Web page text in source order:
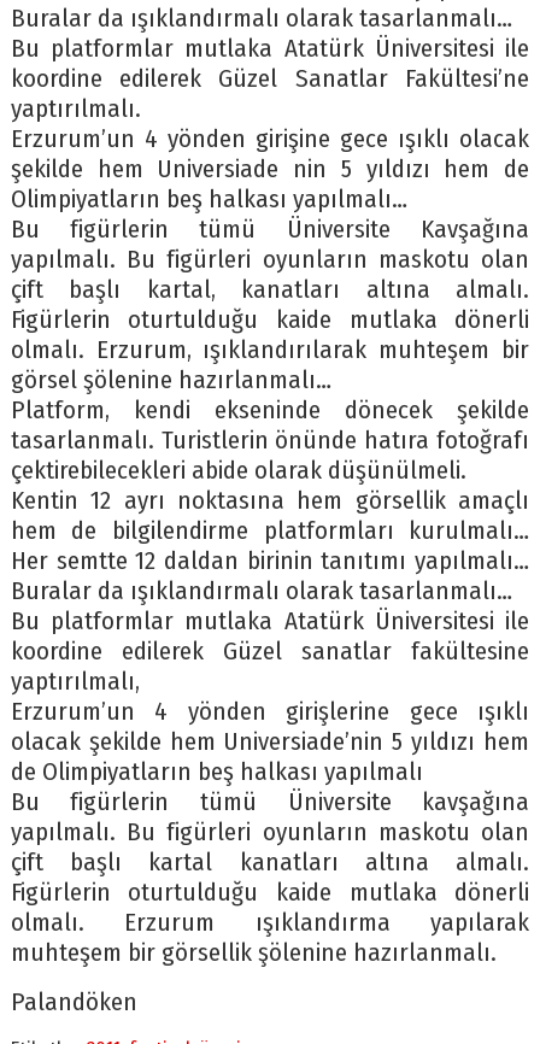
Buralar da ışıklandırmalı olarak tasarlanmalı…
Bu platformlar mutlaka Atatürk Üniversitesi ile
koordine edilerek Güzel Sanatlar Fakültesi’ne
yaptırılmalı.
Erzurum’un 4 yönden girişine gece ışıklı olacak
şekilde hem Universiade nin 5 yıldızı hem de
Olimpiyatların beş halkası yapılmalı…
Bu figürlerin tümü Üniversite Kavşağına
yapılmalı. Bu figürleri oyunların maskotu olan
çift başlı kartal, kanatları altına almalı.
Figürlerin oturtulduğu kaide mutlaka dönerli
olmalı. Erzurum, ışıklandırılarak muhteşem bir
görsel şölenine hazırlanmalı…
Platform, kendi ekseninde dönecek şekilde
tasarlanmalı. Turistlerin önünde hatıra fotoğrafı
çektirebilecekleri abide olarak düşünülmeli.
Kentin 12 ayrı noktasına hem görsellik amaçlı
hem de bilgilendirme platformları kurulmalı…
Her semtte 12 daldan birinin tanıtımı yapılmalı…
Buralar da ışıklandırmalı olarak tasarlanmalı…
Bu platformlar mutlaka Atatürk Üniversitesi ile
koordine edilerek Güzel sanatlar fakültesine
yaptırılmalı,
Erzurum’un 4 yönden girişlerine gece ışıklı
olacak şekilde hem Universiade’nin 5 yıldızı hem
de Olimpiyatların beş halkası yapılmalı
Bu figürlerin tümü Üniversite kavşağına
yapılmalı. Bu figürleri oyunların maskotu olan
çift başlı kartal kanatları altına almalı.
Figürlerin oturtulduğu kaide mutlaka dönerli
olmalı. Erzurum ışıklandırma yapılarak
muhteşem bir görsellik şölenine hazırlanmalı.
Palandöken